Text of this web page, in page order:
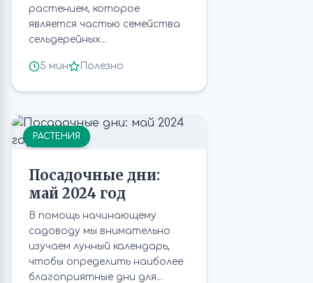
растением, которое
является частью семейства
сельдерейных...
5 мин Полезно
РАСТЕНИЯ
Посадочные дни:
май 2024 год
В помощь начинающему
садоводу мы внимательно
изучаем лунный календарь,
чтобы определить наиболее
благоприятные дни для...